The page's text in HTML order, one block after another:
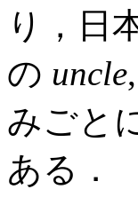
り，日
の uncle,
みごと
ある．